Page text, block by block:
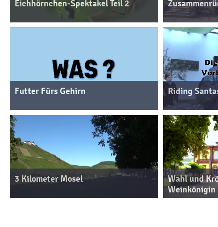
Eichhörnchen-Spektakel Teil 2
Futter Fürs Gehirn Riding
3 Kilometer Mosel
Wahl und